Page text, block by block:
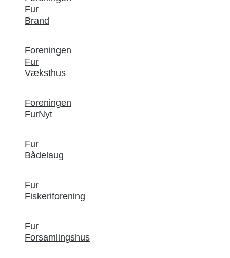
Fur
Brand
Foreningen
Fur
Væksthus
Foreningen
FurNyt
Fur
Bådelaug
Fur
Fiskeriforening
Fur
Forsamlingshus